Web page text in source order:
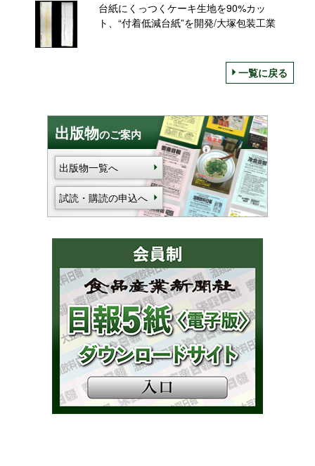
台紙にくっつくケーキ生地を90%カッ
ト、“付着低減台紙”を開発/大塚包装工業
一覧に戻る
出版物のご案内
出版物一覧へ
試読・購読の申込へ